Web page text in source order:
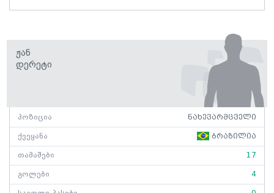
Ჟან
Დერეტი
პოზიცია ნახევარმცველი
ქვეყანა ბრაზილია
თამაშები 17
გოლები 4